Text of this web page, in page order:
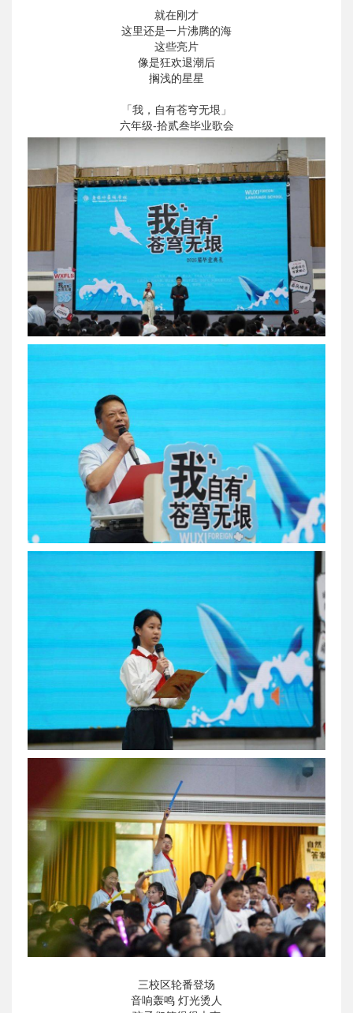
就在刚才
这里还是一片沸腾的海
这些亮片
像是狂欢退潮后
搁浅的星星
「我，自有苍穹无垠」
六年级-拾贰叁毕业歌会
三校区轮番登场
音响轰鸣 灯光烫人